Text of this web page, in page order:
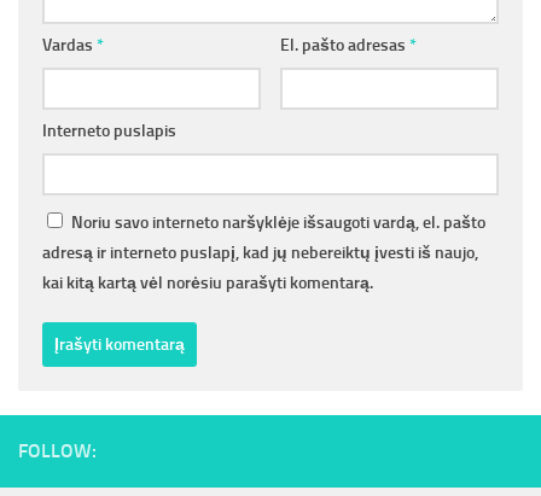
Vardas * El. pašto adresas *
Interneto puslapis
Noriu savo interneto naršyklėje išsaugoti vardą, el. pašto
adresą ir interneto puslapį, kad jų nebereiktų įvesti iš naujo,
kai kitą kartą vėl norėsiu parašyti komentarą.
FOLLOW: